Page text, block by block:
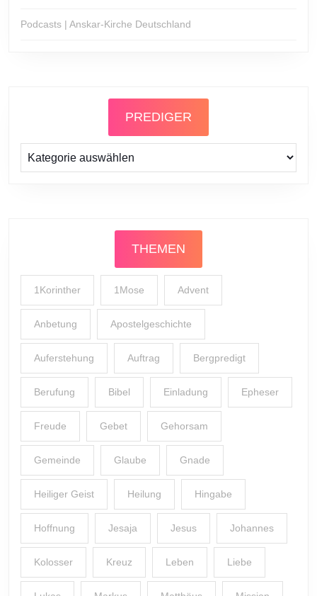
Podcasts | Anskar-Kirche Deutschland
PREDIGER
Prediger
THEMEN
1Korinther 1Mose Advent
Anbetung Apostelgeschichte
Auferstehung Auftrag Bergpredigt
Berufung Bibel Einladung Epheser
Freude Gebet Gehorsam
Gemeinde Glaube Gnade
Heiliger Geist Heilung Hingabe
Hoffnung Jesaja Jesus Johannes
Kolosser Kreuz Leben Liebe